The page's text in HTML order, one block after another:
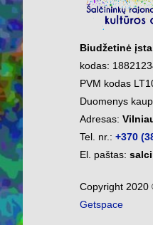
Biudžetinė
kodas:
PVM kodas
Duomenys
Adresas:
Tel. nr.: +370
El. paštas:
Copyright 2020
Getspace